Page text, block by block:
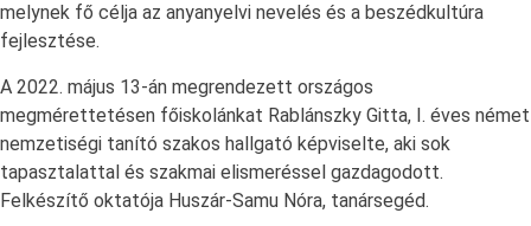
melynek fő célja az anyanyelvi nevelés és a beszédkultúra
fejlesztése.
A 2022. május 13-án megrendezett országos
megmérettetésen főiskolánkat Rablánszky Gitta, I. éves német
nemzetiségi tanító szakos hallgató képviselte, aki sok
tapasztalattal és szakmai elismeréssel gazdagodott.
Felkészítő oktatója Huszár-Samu Nóra, tanársegéd.